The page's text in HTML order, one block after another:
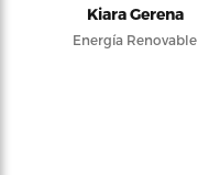
Kiara Gerena
Energía Renovable